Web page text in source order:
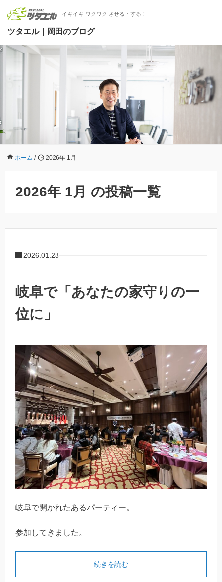
イキイキ ワクワク させる・する！
ツタエル｜岡田のブログ
ホーム / 2026年 1月
2026年 1月 の投稿一覧
2026.01.28
岐阜で「あなたの家守りの一
位に」
岐阜で開かれたあるパーティー。
参加してきました。
続きを読む